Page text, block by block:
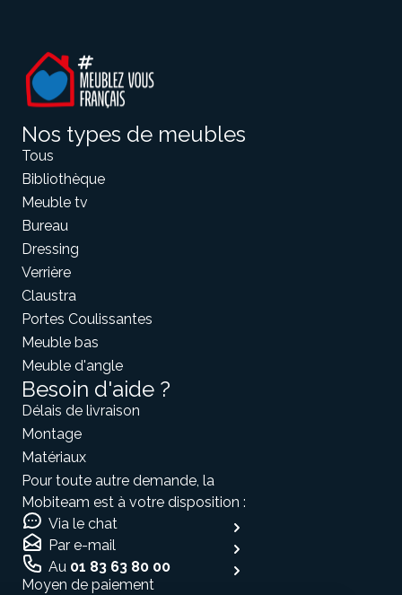
Nos types de meubles
Tous
Bibliothèque
Meuble tv
Bureau
Dressing
Verrière
Claustra
Portes Coulissantes
Meuble bas
Meuble d'angle
Besoin d'aide ?
Délais de livraison
Montage
Matériaux
Pour toute autre demande, la
Mobiteam est à votre disposition :
Via le chat
Par e-mail
Au 01 83 63 80 00
Moyen de paiement